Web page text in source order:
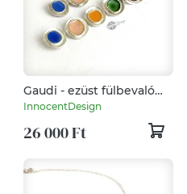
Gaudi - ezüst fülbevaló
tűzzománccal - színes
InnocentDesign
26 000 Ft